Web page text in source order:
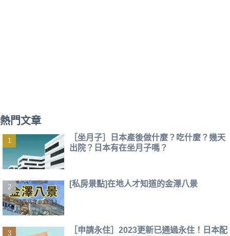
熱門文章
［坐月子］日本產後做什麼？吃什麼？幾天
出院？日本有在坐月子嗎？
[私房景點]在地人才知道的金澤八景
［申請永住］2023更新已通過永住！日本配